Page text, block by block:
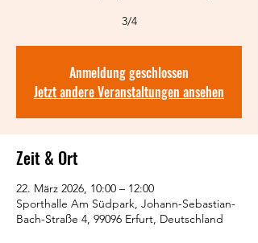
3/4
Anmeldung geschlossen
Jetzt andere Veranstaltungen ansehen
Zeit & Ort
22. März 2026, 10:00 – 12:00
Sporthalle Am Südpark, Johann-Sebastian-
Bach-Straße 4, 99096 Erfurt, Deutschland